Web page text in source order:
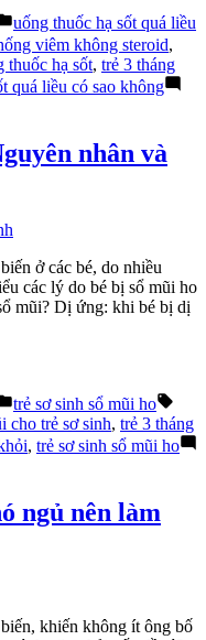
Posted
in
uống thuốc hạ sốt quá liều
viêm không steroid,
thuốc hạ sốt, trẻ 3 tháng
quá liều có sao không
nhân và
ở các bé, do nhiều
các lý do bé bị sổ mũi ho
mũi? Dị ứng: khi bé bị dị
Posted
in
trẻ sơ sinh sổ mũi ho
cho trẻ sơ sinh, trẻ 3 tháng
, trẻ sơ sinh sổ mũi ho
ngủ nên làm
khiến không ít ông bố